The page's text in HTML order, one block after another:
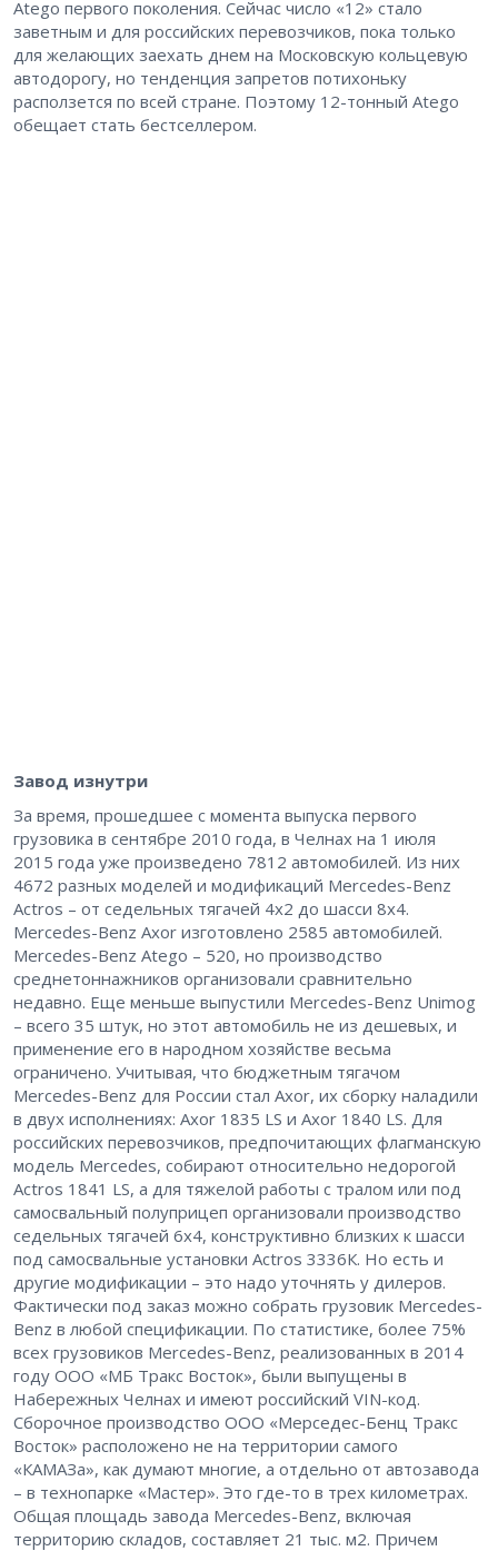
Atego первого поколения. Сейчас число «12» стало
заветным и для российских перевозчиков, пока только
для желающих заехать днем на Московскую кольцевую
автодорогу, но тенденция запретов потихоньку
расползется по всей стране. Поэтому 12-тонный Atego
обещает стать бестселлером.
Завод изнутри
За время, прошедшее с момента выпуска первого
грузовика в сентябре 2010 года, в Челнах на 1 июля
2015 года уже произведено 7812 автомобилей. Из них
4672 разных моделей и модификаций Mercedes-Benz
Actros – от седельных тягачей 4х2 до шасси 8х4.
Mercedes-Benz Axor изготовлено 2585 автомобилей.
Mercedes-Benz Atego – 520, но производство
среднетоннажников организовали сравнительно
недавно. Еще меньше выпустили Mercedes-Benz Unimog
– всего 35 штук, но этот автомобиль не из дешевых, и
применение его в народном хозяйстве весьма
ограничено. Учитывая, что бюджетным тягачом
Mercedes-Benz для России стал Axor, их сборку наладили
в двух исполнениях: Axor 1835 LS и Axor 1840 LS. Для
российских перевозчиков, предпочитающих флагманскую
модель Mercedes, собирают относительно недорогой
Actros 1841 LS, а для тяжелой работы с тралом или под
самосвальный полуприцеп организовали производство
седельных тягачей 6х4, конструктивно близких к шасси
под самосвальные установки Actros 3336К. Но есть и
другие модификации – это надо уточнять у дилеров.
Фактически под заказ можно собрать грузовик Mercedes-
Benz в любой спецификации. По статистике, более 75%
всех грузовиков Mercedes-Benz, реализованных в 2014
году ООО «МБ Тракс Восток», были выпущены в
Набережных Челнах и имеют российский VIN-код.
Сборочное производство ООО «Мер­­седес-Бенц Тракс
Восток» расположено не на территории самого
«КАМАЗа», как думают многие, а отдельно от автозавода
– в технопарке «Мастер». Это где-то в трех километрах.
Общая площадь завода Mercedes-Benz, включая
территорию складов, составляет 21 тыс. м2. Причем